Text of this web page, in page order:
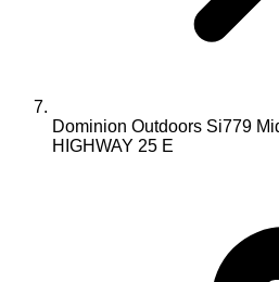
Dominion Outdoors Si779
HIGHWAY 25 E